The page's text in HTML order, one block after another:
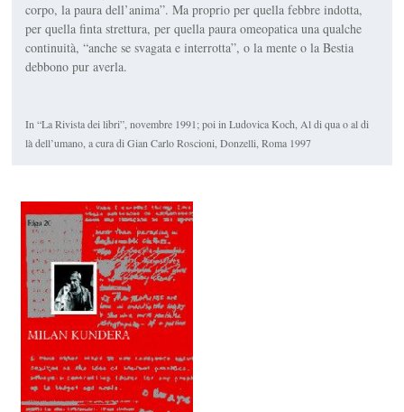
corpo, la paura dell’anima”. Ma proprio per quella febbre indotta,
per quella finta strettura, per quella paura omeopatica una qualche
continuità, “anche se svagata e interrotta”, o la mente o la Bestia
debbono pur averla.
In “La Rivista dei libri”, novembre 1991; poi in Ludovica Koch, Al di qua o al di
là dell’umano , a cura di Gian Carlo Roscioni, Donzelli, Roma 1997